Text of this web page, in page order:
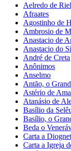
Aelredo de
Afraates
Agostinho de
Ambrosio de
Anastacio de
Anastacio do
André de Creta
Anônimos
Anselmo
Antão, o
Astério de
Atanásio de
Basílio da
Basílio, o
Beda o
Carta a
Carta a Igreja